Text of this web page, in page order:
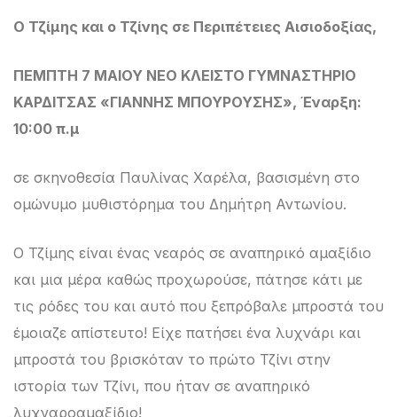
Ο Τζίμης και ο Τζίνης σε Περιπέτειες Αισιοδοξίας,
ΠΕΜΠΤΗ 7 ΜΑΙΟΥ ΝΕΟ ΚΛΕΙΣΤΟ ΓΥΜΝΑΣΤΗΡΙΟ
ΚΑΡΔΙΤΣΑΣ «ΓΙΑΝΝΗΣ ΜΠΟΥΡΟΥΣΗΣ», Έναρξη:
10:00 π.μ
σε σκηνοθεσία Παυλίνας Χαρέλα, βασισμένη στο
ομώνυμο μυθιστόρημα του Δημήτρη Αντωνίου.
Ο Τζίμης είναι ένας νεαρός σε αναπηρικό αμαξίδιο
και μια μέρα καθώς προχωρούσε, πάτησε κάτι με
τις ρόδες του και αυτό που ξεπρόβαλε μπροστά του
έμοιαζε απίστευτο! Είχε πατήσει ένα λυχνάρι και
μπροστά του βρισκόταν το πρώτο Τζίνι στην
ιστορία των Τζίνι, που ήταν σε αναπηρικό
λυχναροαμαξίδιο!